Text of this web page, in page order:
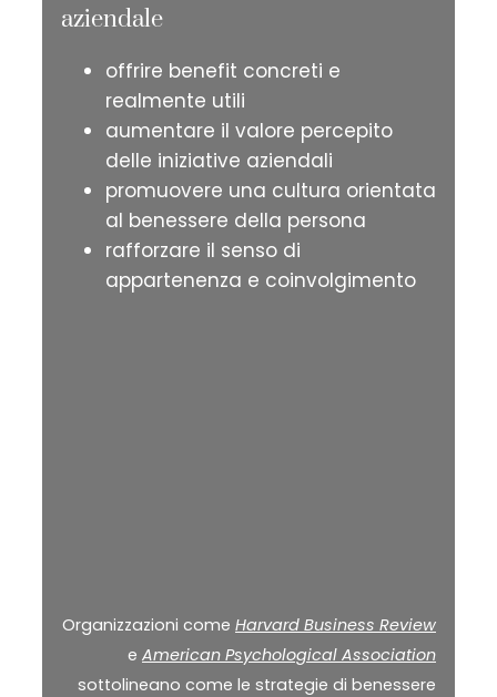
aziendale
offrire benefit concreti e
realmente utili
aumentare il valore percepito
delle iniziative aziendali
promuovere una cultura orientata
al benessere della persona
rafforzare il senso di
appartenenza e coinvolgimento
Organizzazioni come Harvard Business Review
e American Psychological Association
sottolineano come le strategie di benessere